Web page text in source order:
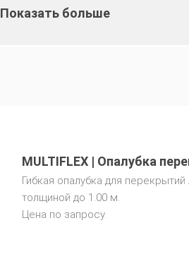
Показать больше
MULTIFLEX | Опалубка
Гибкая опалубка для
толщиной до 1.00 м.
Цена по запросу.